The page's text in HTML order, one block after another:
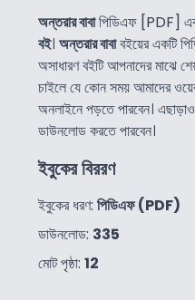
অন্তরার বাবাপিডিএফ [PDF]
বই। অন্তরার বাবাবইয়ের একটি
অসাধারণ বইটি আপনাদের মাঝে
চাইলে যে কোন সময় আমাদের
অনলাইনে পড়তে পারবেন।
ডাউনলোড করতে পারবেন।
ইবুকের বিররণ
ইবুকের ধরণ: পিডিএফ (PDF)
ডাউনলোড: 335
মোট পৃষ্ঠা: 12